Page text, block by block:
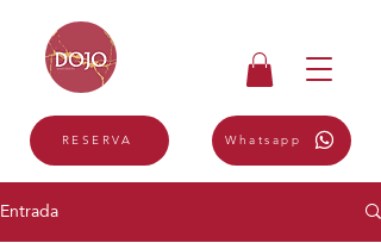
RESERVA Whatsapp
Entrada